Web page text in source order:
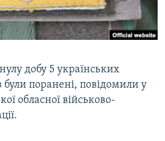
добу 5 українських
були поранені, повідомили у
обласної військово-